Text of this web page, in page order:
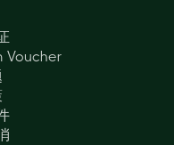
Voucher